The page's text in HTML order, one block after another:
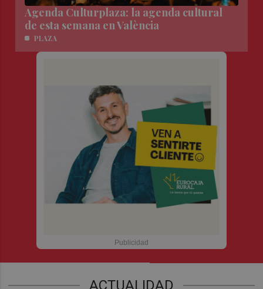
Agenda Culturplaza: la agenda cultural
de esta semana en València
PLAZA
ACTUALIDAD